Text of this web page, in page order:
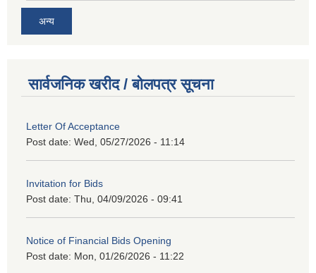
अन्य
सार्वजनिक खरीद / बोलपत्र सूचना
Letter Of Acceptance
Post date: Wed, 05/27/2026 - 11:14
Invitation for Bids
Post date: Thu, 04/09/2026 - 09:41
Notice of Financial Bids Opening
Post date: Mon, 01/26/2026 - 11:22